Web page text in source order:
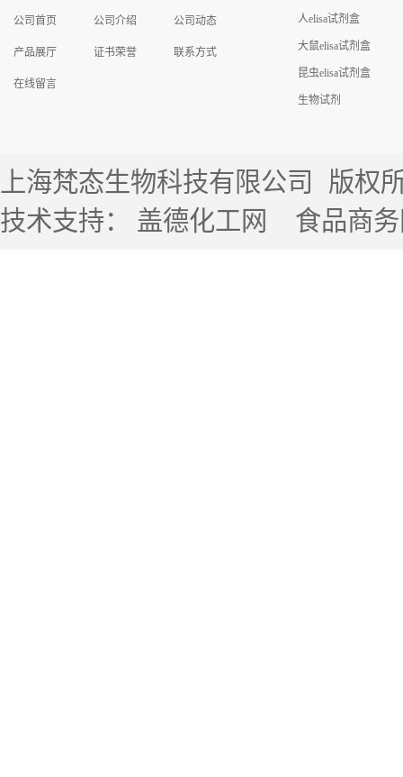
公司首页 公司介绍 公司动态
产品展厅 证书荣誉 联系方式
在线留言
人elisa试剂盒
大鼠elisa试剂盒
昆虫elisa试剂盒
生物试剂
上海梵态生物科技有限公司
版权
技术支持： 盖德化工网 食品商